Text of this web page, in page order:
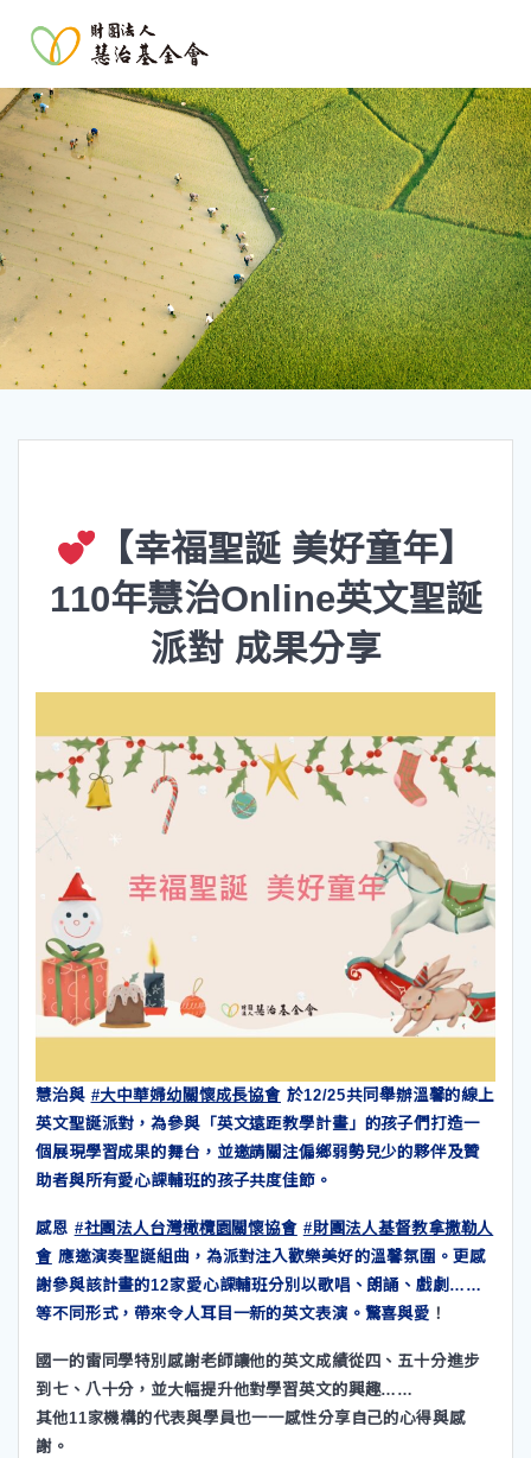
【幸福聖誕 美好童年】
110年慧治Online英文聖誕
派對 成果分享
慧治與 #大中華婦幼關懷成長協會 於12/25共同舉辦溫馨的線上
英文聖誕派對，為參與「英文遠距教學計畫」的孩子們打造一
個展現學習成果的舞台，並邀請關注偏鄉弱勢兒少的夥伴及贊
助者與所有愛心課輔班的孩子共度佳節。
感恩 #社團法人台灣橄欖園關懷協會 #財團法人基督教拿撒勒人
會應邀演奏聖誕組曲，為派對注入歡樂美好的溫馨氛圍。更感
謝參與該計畫的12家愛心課輔班分別以歌唱、朗誦、戲劇……
等不同形式，帶來令人耳目一新的英文表演。驚喜與愛 ！
國一的雷同學特別感謝老師讓他的英文成績從四、五十分進步
到七、八十分，並大幅提升他對學習英文的興趣……
其他11家機構的代表與學員也一一感性分享自己的心得與感
謝。